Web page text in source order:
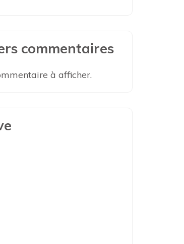
commentaires
à afficher.